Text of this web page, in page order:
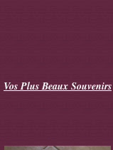
Vos Plus Beaux Souvenirs